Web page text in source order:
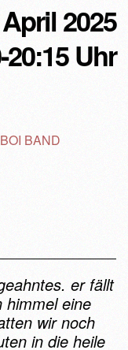
2025
20:15 Uhr
BAND
er fällt
himmel eine
wir noch
in die heile